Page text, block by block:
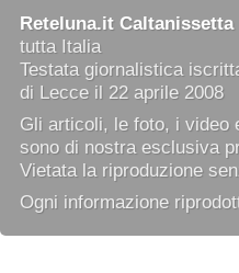
Reteluna.it Caltanissetta
tutta Italia
Testata giornalistica
di Lecce il 22 aprile 2008
Gli articoli, le foto, i video
sono di nostra esclusiva
Vietata la riproduzione
Ogni informazione